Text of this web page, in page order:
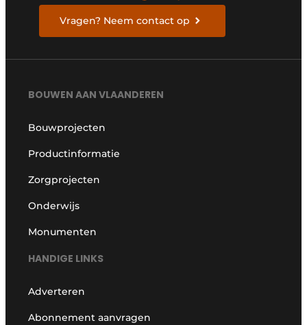
Vragen? Neem contact op
BOUWEN AAN VLAANDEREN
Bouwprojecten
Productinformatie
Zorgprojecten
Onderwijs
Monumenten
HANDIGE LINKS
Adverteren
Abonnement aanvragen